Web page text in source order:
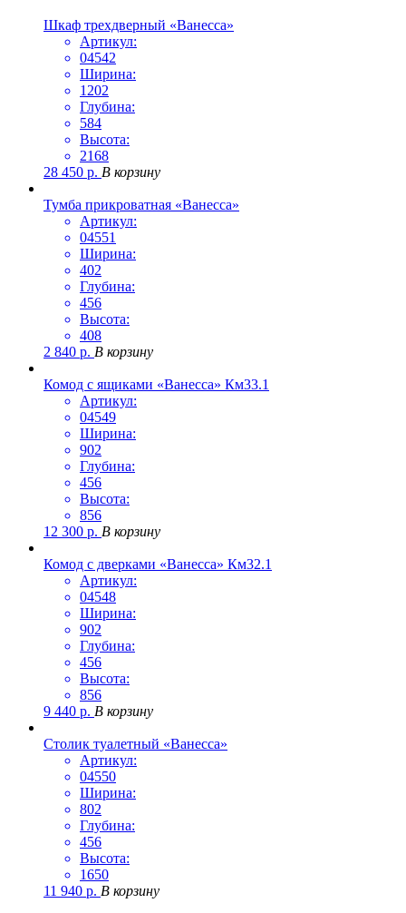
Шкаф трехдверный «Ванесса»
Артикул:
04542
Ширина:
1202
Глубина:
584
Высота:
2168
28 450 р. В корзину
Тумба прикроватная «Ванесса»
Артикул:
04551
Ширина:
402
Глубина:
456
Высота:
408
2 840 р. В корзину
Комод с ящиками «Ванесса» Км33.1
Артикул:
04549
Ширина:
902
Глубина:
456
Высота:
856
12 300 р. В корзину
Комод с дверками «Ванесса» Км32.1
Артикул:
04548
Ширина:
902
Глубина:
456
Высота:
856
9 440 р. В корзину
Столик туалетный «Ванесса»
Артикул:
04550
Ширина:
802
Глубина:
456
Высота:
1650
11 940 р. В корзину